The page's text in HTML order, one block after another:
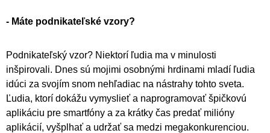
- Máte podnikateľské vzory?
Podnikateľský vzor? Niektorí ľudia ma v minulosti
inšpirovali. Dnes sú mojimi osobnými hrdinami mladí ľudia
idúci za svojím snom nehľadiac na nástrahy tohto sveta.
Ľudia, ktorí dokážu vymyslieť a naprogramovať špičkovú
aplikáciu pre smartfóny a za krátky čas predať milióny
aplikácií, vyšplhať a udržať sa medzi megakonkurenciou.